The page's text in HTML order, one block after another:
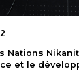
Nations
et le